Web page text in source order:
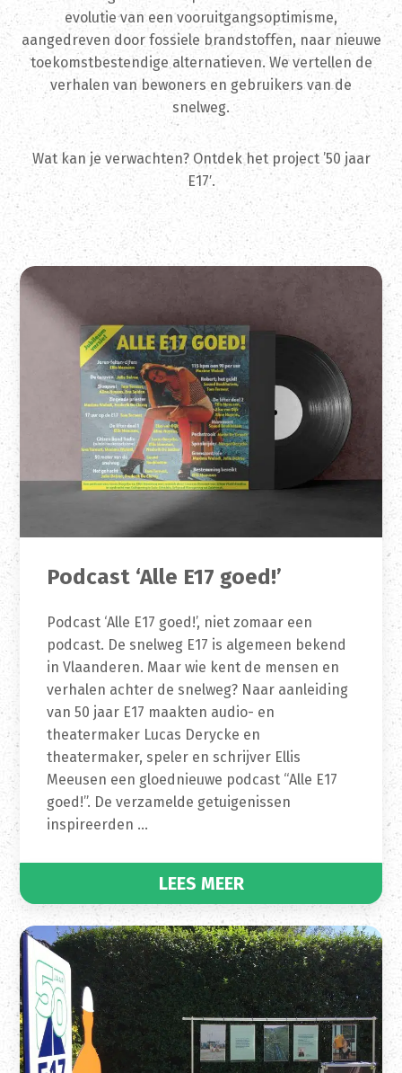
evolutie van een vooruitgangsoptimisme,
aangedreven door fossiele brandstoffen, naar nieuwe
toekomstbestendige alternatieven. We vertellen de
verhalen van bewoners en gebruikers van de
snelweg.
Wat kan je verwachten? Ontdek het project ’50 jaar
E17′.
Podcast ‘Alle E17 goed!’
Podcast ‘Alle E17 goed!’, niet zomaar een
podcast. De snelweg E17 is algemeen bekend
in Vlaanderen. Maar wie kent de mensen en
verhalen achter de snelweg? Naar aanleiding
van 50 jaar E17 maakten audio- en
theatermaker Lucas Derycke en
theatermaker, speler en schrijver Ellis
Meeusen een gloednieuwe podcast “Alle E17
goed!”. De verzamelde getuigenissen
inspireerden …
LEES MEER